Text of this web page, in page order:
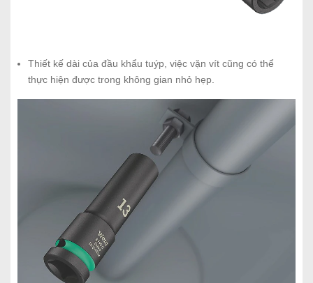
Thiết kế dài của đầu khẩu tuýp, việc vặn vít cũng có thể
thực hiện được trong không gian nhỏ hẹp.